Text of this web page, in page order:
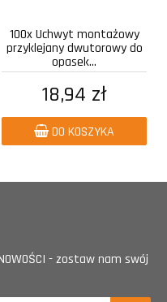
100x Uchwyt montażowy
przyklejany dwutorowy do
opasek...
18,94 zł
DO KOSZYKA
- zostaw nam swój